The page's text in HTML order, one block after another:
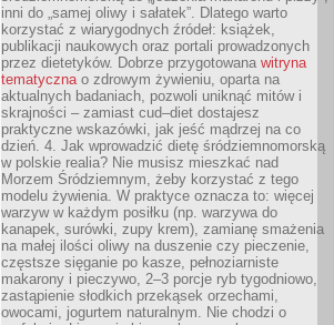
inni do „samej oliwy i sałatek”. Dlatego warto
korzystać z wiarygodnych źródeł: książek,
publikacji naukowych oraz portali prowadzonych
przez dietetyków. Dobrze przygotowana witryna
tematycznao zdrowym żywieniu, oparta na
aktualnych badaniach, pozwoli uniknąć mitów i
skrajności – zamiast cud–diet dostajesz
praktyczne wskazówki, jak jeść mądrzej na co
dzień. 4. Jak wprowadzić dietę śródziemnomorską
w polskie realia? Nie musisz mieszkać nad
Morzem Śródziemnym, żeby korzystać z tego
modelu żywienia. W praktyce oznacza to: więcej
warzyw w każdym posiłku (np. warzywa do
kanapek, surówki, zupy krem), zamianę smażenia
na małej ilości oliwy na duszenie czy pieczenie,
częstsze sięganie po kasze, pełnoziarniste
makarony i pieczywo, 2–3 porcje ryb tygodniowo,
zastąpienie słodkich przekąsek orzechami,
owocami, jogurtem naturalnym. Nie chodzi o